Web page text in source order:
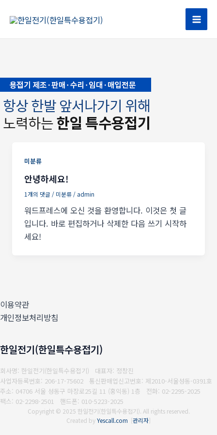
Main
미분류
안녕하세요!
1개의 댓글 / 미분류/ admin
워드프레스에 오신 것을 환영합니다. 이것은 첫 글
입니다. 바로 편집하거나 삭제한 다음 쓰기 시작하
세요!
이용약관
개인정보처리방침
한일전기(한일특수용접기)
회사명: 한일전기(한일특수용접기) 대표자: 정창진
사업자등록번호: 206-17-75602
통신판매업신고번호: 제2010-서울성동-0391호
주소: 04706 서울 성동구 마장로25길 11 (홍익동) 1층 전화: 02-2295-2025
팩스: 02-2298-2501
핸드폰: 010-5223-2025
Copyright © 2025 한일전기(한일특수용접기). All rights reserved.
Created byYescall.com [관리자]